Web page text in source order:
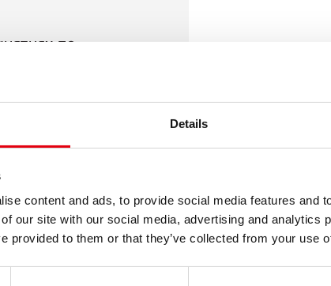
Details
content and ads, to provide social media features and
our site with our social media, advertising and analytics
provided to them or that they’ve collected from your use
по